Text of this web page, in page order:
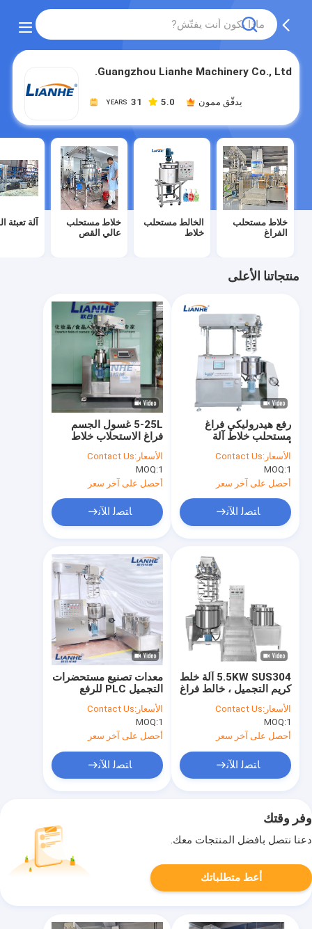
Guangzhou Lianhe Machinery Co., Ltd.
31
YEARS 5.0 يدقّق ممون
خلاط مستحلب
الفراغ
الخالط مستحلب
خلاط
خلاط مستحلب
عالي القص
آلة تعبئة
منتجاتنا الأعلى
5-25L غسول الجسم
فراغ الاستحلاب خلاط
للصدأ
الأسعار:Contact Us
MOQ:1
أحصل على آخر سعر
ﺎﺘﺼﻟ ﺍﻶﻧ
رفع هيدروليكي فراغ
مستحلب خلاط آلة
الأسعار:Contact Us
MOQ:1
أحصل على آخر سعر
ﺎﺘﺼﻟ ﺍﻶﻧ
معدات تصنيع مستحضرات
التجميل PLC للرفع
الهيدروليكي المستخدمة
في المراهم ABB Motor
الأسعار:Contact Us
MOQ:1
أحصل على آخر سعر
ﺎﺘﺼﻟ ﺍﻶﻧ
5.5KW SUS304 آلة خلط
كريم التجميل ، خالط فراغ
دائم الخالط
الأسعار:Contact Us
MOQ:1
أحصل على آخر سعر
ﺎﺘﺼﻟ ﺍﻶﻧ
وفر وقتك
دعنا نتصل بأفضل المنتجات معك.
أعط متطلباتك